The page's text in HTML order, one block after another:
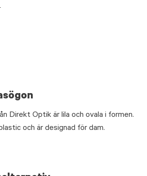
Direkt Optik är lila och ovala i formen.
och är designad för dam.